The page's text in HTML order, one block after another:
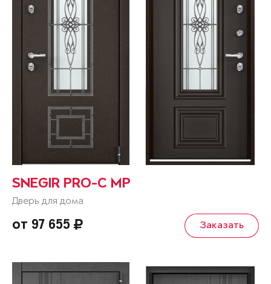
SNEGIR PRO-C MP
Дверь для дома
от 97 655 Заказать